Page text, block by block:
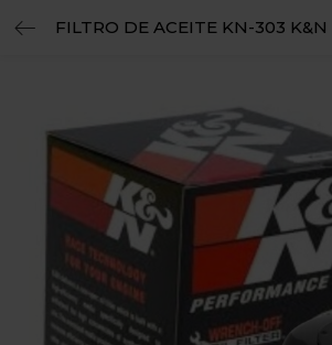
FILTRO DE ACEITE KN-303 K&N
LOGIN
Enter your username and password to
Remember me
Login
Lost password?